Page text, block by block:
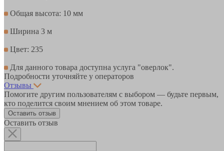
Общая высота: 10 мм
Ширина 3 м
Цвет: 235
Для данного товара доступна услуга "оверлок".
Подробности уточняйте у операторов
Отзывы
Помогите другим пользователям с выбором — будьте первым,
кто поделится своим мнением об этом товаре.
Оставить отзыв
Оставить отзыв